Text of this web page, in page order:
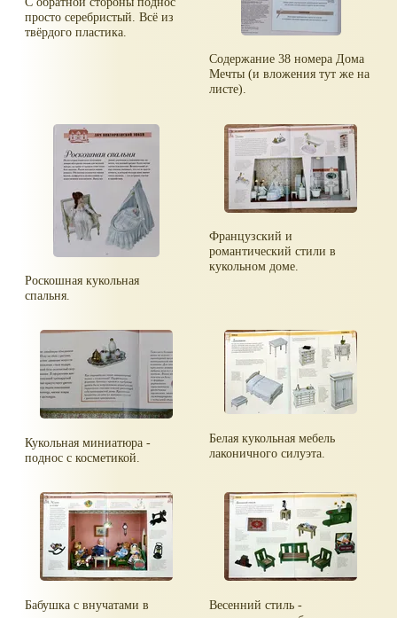
просто серебристый. Всё из
твёрдого пластика.
Содержание 38 номера Дома
Мечты (и вложения тут же на
листе).
Роскошная кукольная
спальня.
Французский и
романтический стили в
кукольном доме.
Кукольная миниатюра -
поднос с косметикой.
Белая кукольная мебель
лаконичного силуэта.
Бабушка с внучатами в
Весенний стиль -